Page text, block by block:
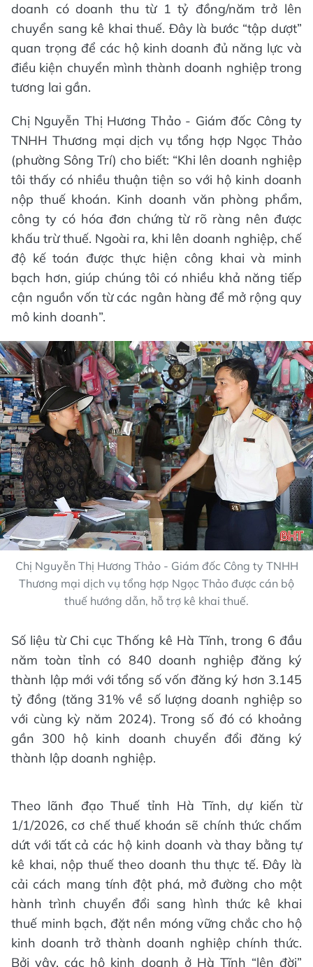
doanh có doanh thu từ 1 tỷ đồng/năm trở lên
chuyển sang kê khai thuế. Đây là bước “tập dượt”
quan trọng để các hộ kinh doanh đủ năng lực và
điều kiện chuyển mình thành doanh nghiệp trong
tương lai gần.
Chị Nguyễn Thị Hương Thảo - Giám đốc Công ty
TNHH Thương mại dịch vụ tổng hợp Ngọc Thảo
(phường Sông Trí) cho biết: “Khi lên doanh nghiệp
tôi thấy có nhiều thuận tiện so với hộ kinh doanh
nộp thuế khoán. Kinh doanh văn phòng phẩm,
công ty có hóa đơn chứng từ rõ ràng nên được
khấu trừ thuế. Ngoài ra, khi lên doanh nghiệp, chế
độ kế toán được thực hiện công khai và minh
bạch hơn, giúp chúng tôi có nhiều khả năng tiếp
cận nguồn vốn từ các ngân hàng để mở rộng quy
mô kinh doanh”.
Chị Nguyễn Thị Hương Thảo - Giám đốc Công ty TNHH
Thương mại dịch vụ tổng hợp Ngọc Thảo được cán bộ
thuế hướng dẫn, hỗ trợ kê khai thuế.
Số liệu từ Chi cục Thống kê Hà Tĩnh, trong 6 đầu
năm toàn tỉnh có 840 doanh nghiệp đăng ký
thành lập mới với tổng số vốn đăng ký hơn 3.145
tỷ đồng (tăng 31% về số lượng doanh nghiệp so
với cùng kỳ năm 2024). Trong số đó có khoảng
gần 300 hộ kinh doanh chuyển đổi đăng ký
thành lập doanh nghiệp.
Theo lãnh đạo Thuế tỉnh Hà Tĩnh, dự kiến từ
1/1/2026, cơ chế thuế khoán sẽ chính thức chấm
dứt với tất cả các hộ kinh doanh và thay bằng tự
kê khai, nộp thuế theo doanh thu thực tế. Đây là
cải cách mang tính đột phá, mở đường cho một
hành trình chuyển đổi sang hình thức kê khai
thuế minh bạch, đặt nền móng vững chắc cho hộ
kinh doanh trở thành doanh nghiệp chính thức.
Bởi vậy, các hộ kinh doanh ở Hà Tĩnh “lên đời”